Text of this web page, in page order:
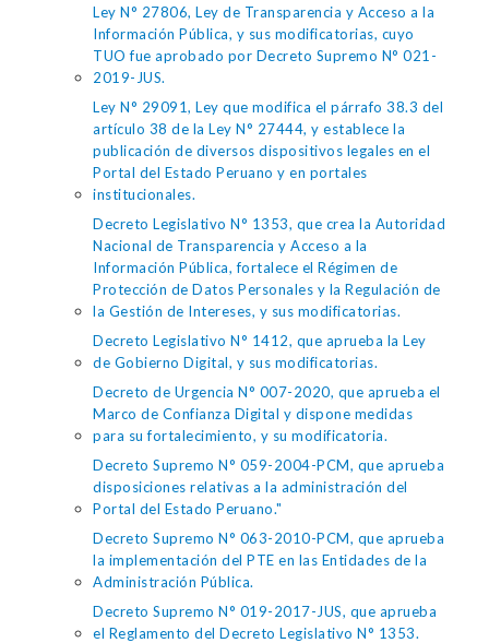
Ley N° 27806, Ley de Transparencia y Acceso a la
Información Pública, y sus modificatorias, cuyo
TUO fue aprobado por Decreto Supremo N° 021-
2019-JUS.
Ley N° 29091, Ley que modifica el párrafo 38.3 del
artículo 38 de la Ley N° 27444, y establece la
publicación de diversos dispositivos legales en el
Portal del Estado Peruano y en portales
institucionales.
Decreto Legislativo N° 1353, que crea la Autoridad
Nacional de Transparencia y Acceso a la
Información Pública, fortalece el Régimen de
Protección de Datos Personales y la Regulación de
la Gestión de Intereses, y sus modificatorias.
Decreto Legislativo N° 1412, que aprueba la Ley
de Gobierno Digital, y sus modificatorias.
Decreto de Urgencia N° 007-2020, que aprueba el
Marco de Confianza Digital y dispone medidas
para su fortalecimiento, y su modificatoria.
Decreto Supremo N° 059-2004-PCM, que aprueba
disposiciones relativas a la administración del
Portal del Estado Peruano."
Decreto Supremo N° 063-2010-PCM, que aprueba
la implementación del PTE en las Entidades de la
Administración Pública.
Decreto Supremo N° 019-2017-JUS, que aprueba
el Reglamento del Decreto Legislativo N° 1353.